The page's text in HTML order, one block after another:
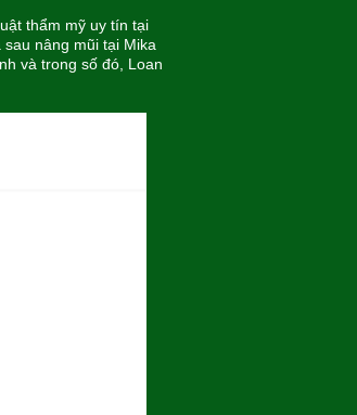
thẩm mỹ uy tín tại
nâng mũi tại Mika
và trong số đó, Loan